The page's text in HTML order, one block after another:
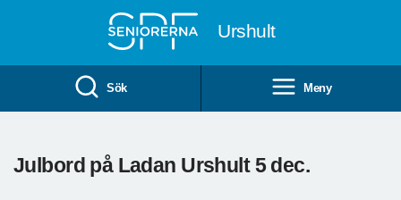
Urshult
Sök Meny
Julbord på Ladan Urshult 5 dec.